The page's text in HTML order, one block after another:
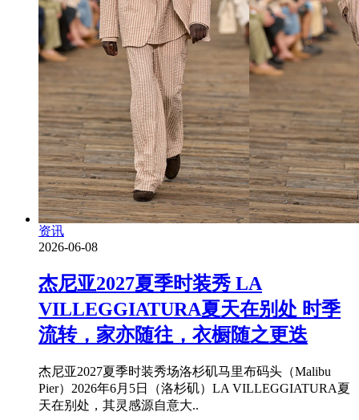
资讯
2026-06-08
杰尼亚2027夏季时装秀 LA
VILLEGGIATURA夏天在别处 时季
流转，家亦随往，衣橱随之更迭
杰尼亚2027夏季时装秀场洛杉矶马里布码头（Malibu
Pier）2026年6月5日（洛杉矶）LA VILLEGGIATURA夏
天在别处，其灵感源自意大..